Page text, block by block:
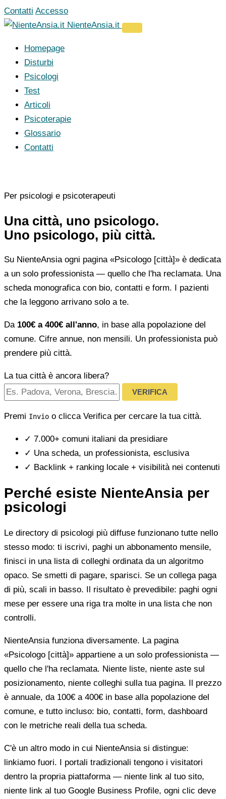
Vai
al
Contatti Accesso
NienteAnsia.it
Homepage
Disturbi
Psicologi
Test
Articoli
Psicoterapie
Glossario
Contatti
Per psicologi e psicoterapeuti
Una città, uno psicologo.
Uno psicologo, più città.
Su NienteAnsia ogni pagina «Psicologo [città]» è dedicata
a un solo professionista — quello che l'ha reclamata. Una
scheda monografica con bio, contatti e form. I pazienti
che la leggono arrivano solo a te.
Da 100€ a 400€ all'anno, in base alla popolazione del
comune. Cifre annue, non mensili. Un professionista può
prendere più città.
La tua città è ancora libera?
VERIFICA
Premi Invio o clicca Verifica per cercare la tua città.
✓ 7.000+ comuni italiani da presidiare
✓ Una scheda, un professionista, esclusiva
✓ Backlink + ranking locale + visibilità nei contenuti
Perché esiste NienteAnsia per
psicologi
Le directory di psicologi più diffuse funzionano tutte nello
stesso modo: ti iscrivi, paghi un abbonamento mensile,
finisci in una lista di colleghi ordinata da un algoritmo
opaco. Se smetti di pagare, sparisci. Se un collega paga
di più, scali in basso. Il risultato è prevedibile: paghi ogni
mese per essere una riga tra molte in una lista che non
controlli.
NienteAnsia funziona diversamente. La pagina
«Psicologo [città]» appartiene a un solo professionista —
quello che l'ha reclamata. Niente liste, niente aste sul
posizionamento, niente colleghi sulla tua pagina. Il prezzo
è annuale, da 100€ a 400€ in base alla popolazione del
comune, e tutto incluso: bio, contatti, form, dashboard
con le metriche reali della tua scheda.
C'è un altro modo in cui NienteAnsia si distingue:
linkiamo fuori. I portali tradizionali tengono i visitatori
dentro la propria piattaforma — niente link al tuo sito,
niente link al tuo Google Business Profile, ogni clic deve